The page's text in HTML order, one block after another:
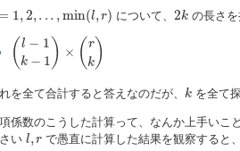
= 1,2,. . . ,min(l,r)
2 ... ) について、2k
2k の長さを
( l − 1
k − 1 ) × ( r
k )
l− − 1) )
を全て合計すると答えなのだが、 k
kを全て
係数のこうした計算って、なんか上手いこ
い l,r
l, で愚直に計算した結果を観察すると